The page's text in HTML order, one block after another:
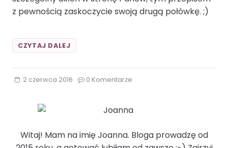
z pewnością zaskoczycie swoją drugą połówkę. ;)
CZYTAJ DALEJPIERŚ
Z
CIEŚCIE
SZPINAK
WALENTYNKI
2 czerwca 2016 0 Komentarze
Witaj! Mam na imię Joanna. Bloga prowadzę od